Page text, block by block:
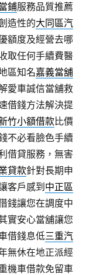
鋪服務品質推薦
造性的大同區汽
額度及經營去哪
取任何手續費醫
區知名嘉義當舖
愛車誠信當舖救
借錢方法解決提
竹小額借款比價
不必看臉色手續
借貸服務，無害
貸款針對長期申
客戶感到 中正區
錢讓您在調度中
實安心當舖讓您
借錢息低三重汽
無休在地正派經
機車借款免留車